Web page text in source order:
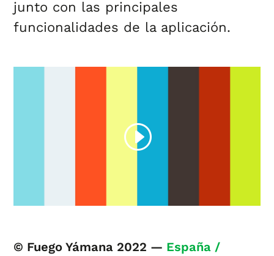
junto con las principales
funcionalidades de la aplicación.
© Fuego Yámana 2022 — España /